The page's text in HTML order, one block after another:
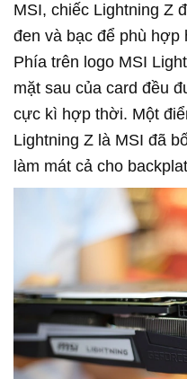
MSI, chiếc Lightning Z
đen và bạc để phù
Phía trên logo MSI
mặt sau của card đều
cực kì hợp thời. Một
Lightning Z là MSI đã
làm mát cả cho